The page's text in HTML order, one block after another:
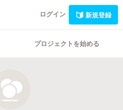
ログイン 新規登録
プロジェクトを始める